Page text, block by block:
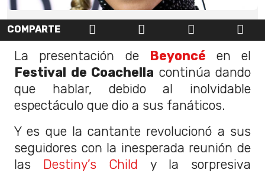
COMPARTE
La presentación de Beyoncé
en el
Festival de Coachella continúa dando
que hablar, debido al inolvidable
espectáculo que dio a sus fanáticos.
Y es que la cantante revolucionó a sus
seguidores con la inesperada reunión de
las Destiny’s Child y la sorpresiva